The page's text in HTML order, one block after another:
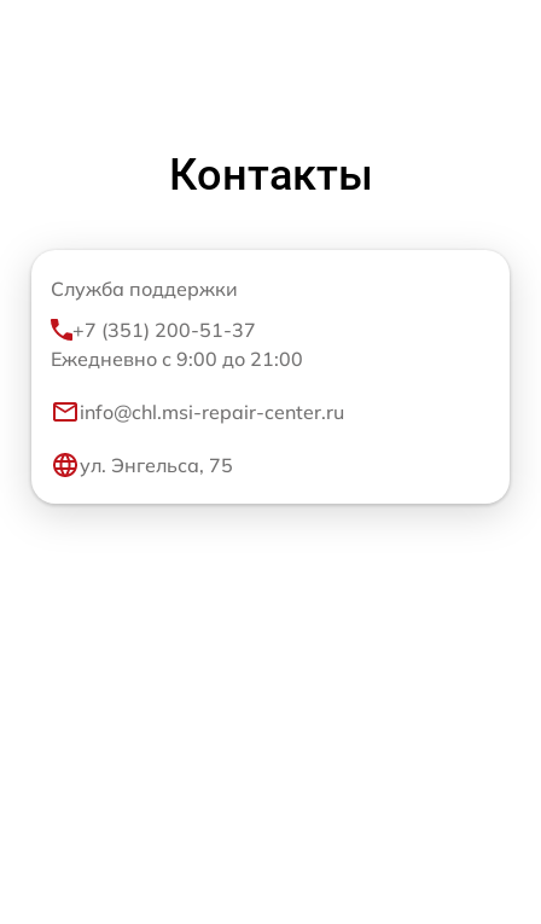
Контакты
Служба поддержки
+7 (351) 200-51-37
Ежедневно с 9:00 до 21:00
info@chl.msi-repair-center.ru
ул. Энгельса, 75